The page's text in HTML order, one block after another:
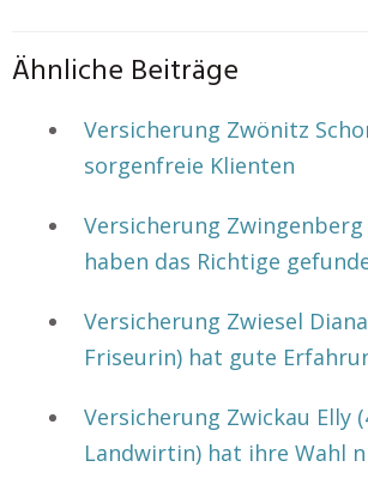
Ähnliche Beiträge
Versicherung Zwönitz
sorgenfreie Klienten
Versicherung
haben das Richtige
Versicherung Zwiesel
Friseurin) hat gute
Versicherung Zwickau Elly
Landwirtin) hat ihre Wahl